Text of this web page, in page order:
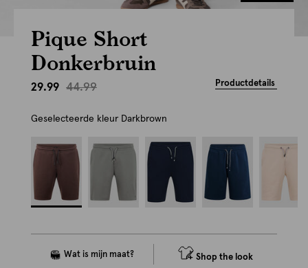
Pique Short
Donkerbruin
29.99 44.99 Productdetails
Geselecteerde kleur Darkbrown
Shop the look